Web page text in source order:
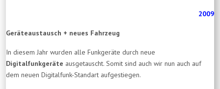
2009
Geräteaustausch + neues Fahrzeug
In diesem Jahr wurden alle Funkgeräte durch neue
Digitalfunkgeräte ausgetauscht. Somit sind auch wir nun auch auf
dem neuen Digitalfunk-Standart aufgestiegen.